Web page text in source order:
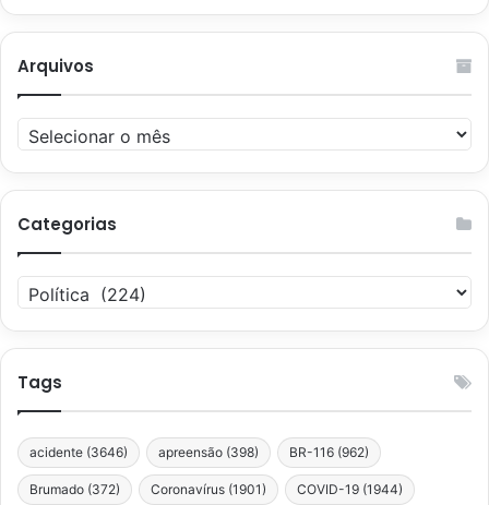
Arquivos
Arquivos
Categorias
Categorias
Tags
acidente (3646) apreensão (398) BR-116 (962)
Brumado (372) Coronavírus (1901) COVID-19 (1944)